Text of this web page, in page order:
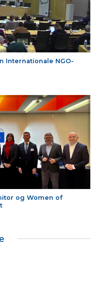
Internationale NGO-
og Women of